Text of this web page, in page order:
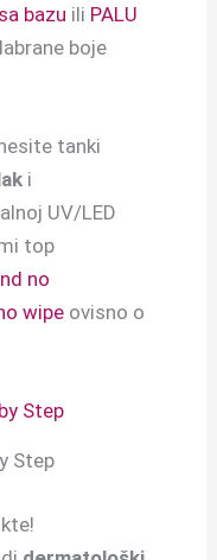
bazu ili PALU
boje
tanki
i
UV/LED
top
no
wipe ovisno o
Step